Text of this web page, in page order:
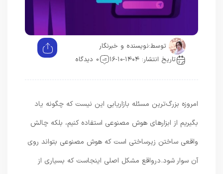
توسط: نویسنده و خبرنگار
تاریخ انتشار: ۱۴۰۴-۱۰-۱۶
0 دیدگاه
امروزه بزرگ‌ترین مسئله بازاریابی این نیست که چگونه یاد
بگیریم از ابزارهای هوش مصنوعی استفاده کنیم، بلکه چالش
واقعی ساختن زیرساختی است که هوش مصنوعی بتواند روی
آن سوار شود. درواقع مشکل اصلی اینجاست که بسیاری از